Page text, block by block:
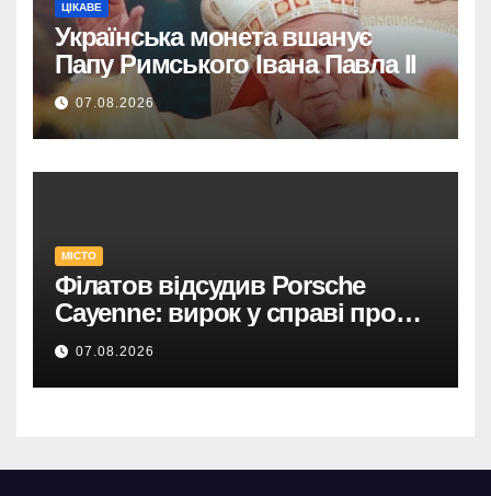
ЦІКАВЕ
Українська монета вшанує
Папу Римського Івана Павла II
07.08.2026
МІСТО
Філатов відсудив Porsche
Cayenne: вирок у справі про
фейк.
07.08.2026